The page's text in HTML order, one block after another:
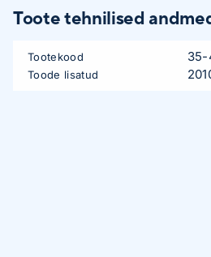
Toote tehnilised
Tootekood 35-
Toode lisatud